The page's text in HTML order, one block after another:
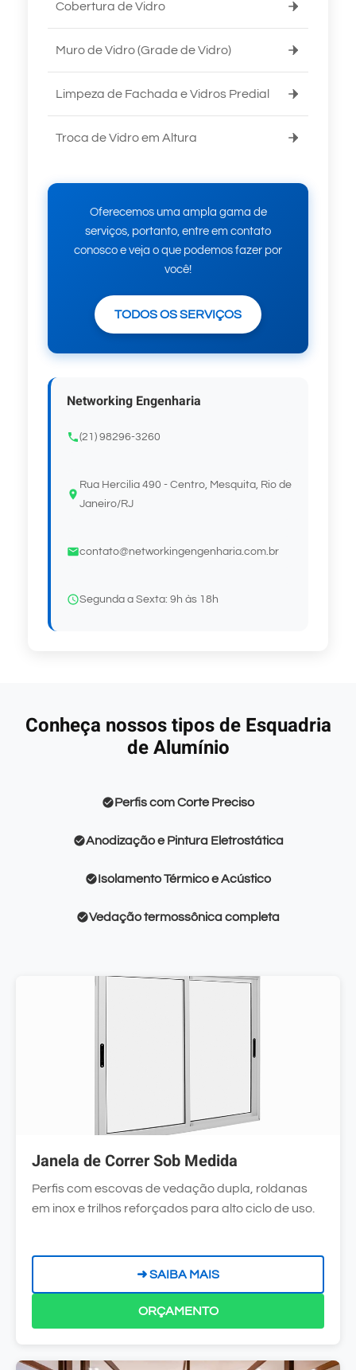
Cobertura de Vidro
Muro de Vidro (Grade de Vidro)
Limpeza de Fachada e Vidros Predial
Troca de Vidro em Altura
Oferecemos uma ampla gama de
serviços, portanto, entre em contato
conosco e veja o que podemos fazer por
você!
TODOS OS SERVIÇOS
Networking Engenharia
(21) 98296-3260
Rua Hercilia 490 - Centro, Mesquita, Rio de
Janeiro/RJ
contato@networkingengenharia.com.br
Segunda a Sexta: 9h às 18h
Conheça nossos tipos de Esquadria
de Alumínio
Perfis com Corte Preciso
Anodização e Pintura Eletrostática
Isolamento Térmico e Acústico
Vedação termossônica completa
Janela de Correr Sob Medida
Perfis com escovas de vedação dupla, roldanas
em inox e trilhos reforçados para alto ciclo de uso.
➜ SAIBA MAIS
ORÇAMENTO